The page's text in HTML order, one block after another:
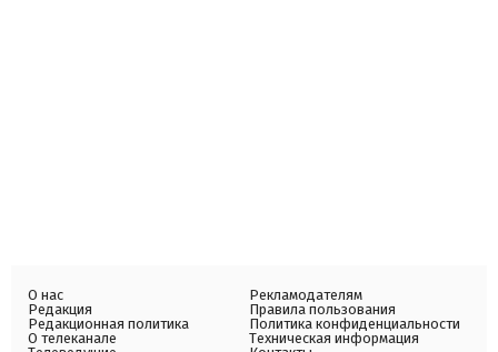
О нас
Редакция
Редакционная политика
О телеканале
Рекламодателям
Правила пользования
Политика конфиденциальности
Техническая информация